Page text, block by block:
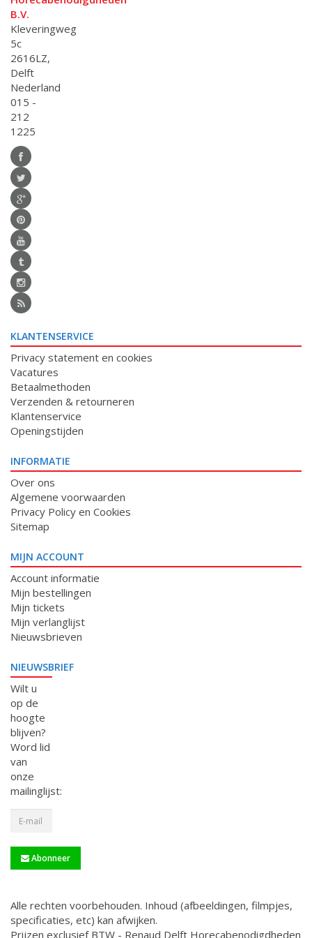
B.V.
Kleveringweg
5c
2616LZ,
Delft
Nederland
015 -
212
1225
KLANTENSERVICE
Privacy statement en cookies
Vacatures
Betaalmethoden
Verzenden & retourneren
Klantenservice
Openingstijden
INFORMATIE
Over ons
Algemene voorwaarden
Privacy Policy en Cookies
Sitemap
MIJN ACCOUNT
Account informatie
Mijn bestellingen
Mijn tickets
Mijn verlanglijst
Nieuwsbrieven
NIEUWSBRIEF
Wilt u
op de
hoogte
blijven?
Word lid
van
onze
mailinglijst:
Abonneer
Alle rechten voorbehouden. Inhoud (afbeeldingen, filmpjes,
specificaties, etc) kan afwijken.
Prijzen exclusief BTW - Renaud Delft Horecabenodigdheden